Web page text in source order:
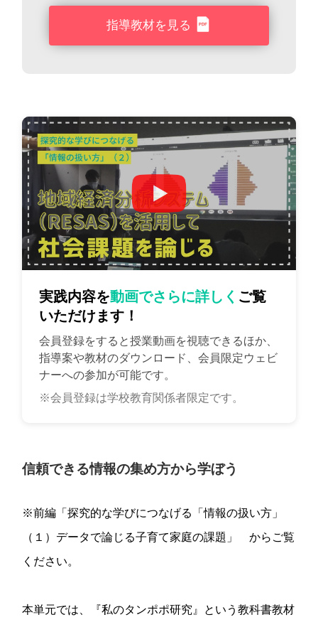
指導教材を見る
実践内容を動画でさらに詳しく ご覧
いただけます！
会員登録をすると授業動画を視聴できるほか、
指導案や教材のダウンロード、会員限定ウェビ
ナーへの参加が可能です。
※会員登録は学校教育関係者限定です。
信頼できる情報の集め方から学ぼう
※前編「探究的な学びにつなげる「情報の扱い方」
（１）データで論じる子育て家庭の課題」 からご覧
ください。
本単元では、『私のタンポポ研究』という教科書教材